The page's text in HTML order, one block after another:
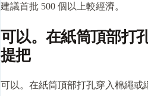
建議首批 500 個以上較經濟。
可以。在紙筒頂部打
提把
可以。在紙筒頂部打孔穿入棉繩或